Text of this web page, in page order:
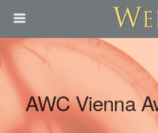
AWC Vienna